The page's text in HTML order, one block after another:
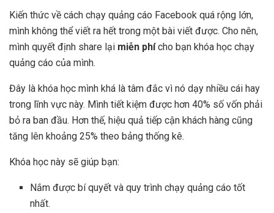
Kiến thức về cách chạy quảng cáo Facebook quá rộng lớn,
mình không thể viết ra hết trong một bài viết được. Cho nên,
mình quyết định share lại miễn phícho bạn khóa học chạy
quảng cáo của mình.
Đây là khóa học mình khá là tâm đắc vì nó dạy nhiều cái hay
trong lĩnh vực này. Mình tiết kiệm được hơn 40% số vốn phải
bỏ ra ban đầu. Hơn thế, hiệu quả tiếp cận khách hàng cũng
tăng lên khoảng 25% theo bảng thống kê.
Khóa học này sẽ giúp bạn:
Nắm được bí quyết và quy trình chạy quảng cáo tốt
nhất.